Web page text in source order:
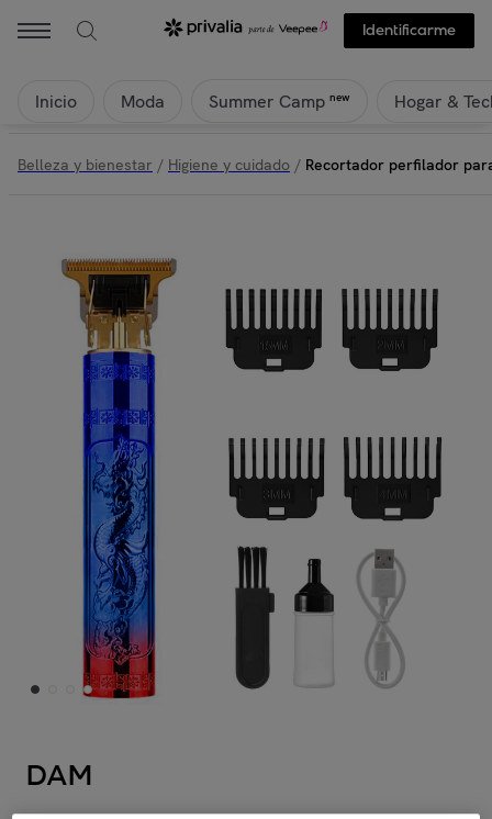
Identificarme
Inicio Moda Summer Camp new Hogar &
Belleza y bienestar / Higiene y cuidado / Recortador perfilador
DAM